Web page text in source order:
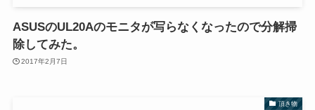
ASUSのUL20Aのモニタが写らなくなったので分解掃
除してみた。
2017年2月7日
頂き物